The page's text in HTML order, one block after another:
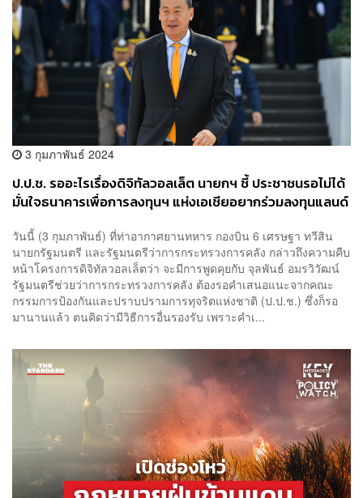
3 กุมภาพันธ์ 2024
ป.ป.ช. รออะไรเรื่องดิจิทัลวอลเล็ต นายกฯ ชี้ ประชาชนรอไม่ได้
มั่นใจธนาคารเพื่อการลงทุนฯ แห่งเอเชียอยากร่วมลงทุนแลนด์
วันนี้ (3 กุมภาพันธ์) ที่ท่าอากาศยานทหาร กองบิน 6 เศรษฐา ทวีสิน
นายกรัฐมนตรี และรัฐมนตรีว่าการกระทรวงการคลัง กล่าวถึงความคืบ
หน้าโครงการดิจิทัลวอลเล็ตว่า จะมีการพูดคุยกับ จุลพันธ์ อมรวิวัฒน์
รัฐมนตรีช่วยว่าการกระทรวงการคลัง ต้องรอคำเสนอแนะจากคณะ
กรรมการป้องกันและปราบปรามการทุจริตแห่งชาติ (ป.ป.ช.) ซึ่งก็รอ
มานานแล้ว ตนคิดว่ามีวิธีการอื่นรองรับ เพราะคำเ...